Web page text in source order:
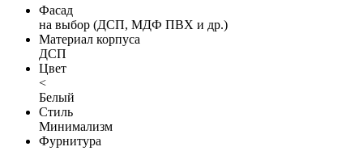
Фасад
на выбор (ДСП, МДФ ПВХ и др.)
Материал корпуса
ДСП
Цвет
<
Белый
Стиль
Минимализм
Фурнитура